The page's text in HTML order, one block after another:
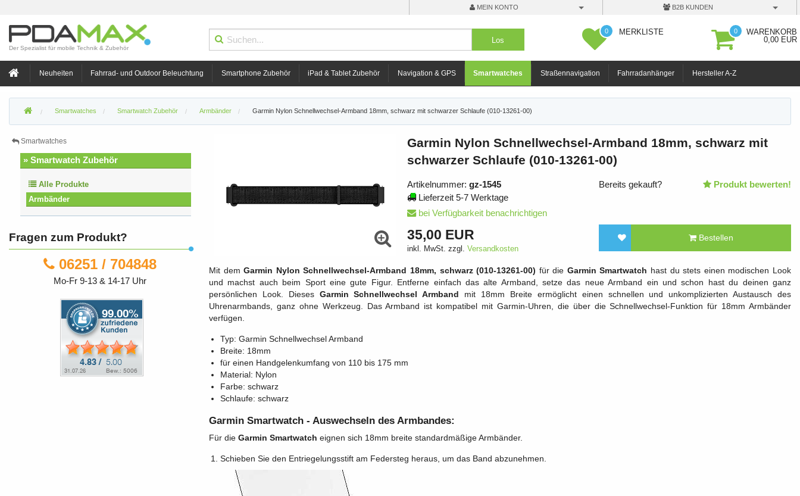
MEIN KONTO B2B KUNDEN
Der Spezialist für mobile Technik & Zubehör
0 MERKLISTE 0
WARENKORB
0,00 EUR
Neuheiten Fahrrad- und Outdoor Beleuchtung Smartphone Zubehör iPad & Tablet Zubehör Navigation & GPS Smartwatches Straßennavigation Fahrradanhänger Hersteller A-Z
Smartwatches Smartwatch Zubehör Armbänder Garmin Nylon Schnellwechsel-Armband 18mm, schwarz mit schwarzer Schlaufe (010-13261-00)
Garmin Nylon Schnellwechsel-Armband 18mm, schwarz mit
schwarzer Schlaufe (010-13261-00)
Artikelnummer: gz-1545
Lieferzeit 5-7 Werktage
bei Verfügbarkeit benachrichtigen
Bereits gekauft? Produkt bewerten!
35,00 EUR
inkl. MwSt. zzgl. Versandkosten
Bestellen
Mit demGarmin Nylon Schnellwechsel-Armband 18mm, schwarz (010-13261-00) für die Garmin Smartwatch hast du stets einen modischen Look
und machst auch beim Sport eine gute Figur. Entferne einfach das alte Armband, setze das neue Armband ein und schon hast du deinen ganz
persönlichen Look. Dieses Garmin Schnellwechsel Armband
mit 18mm Breite ermöglicht einen schnellen und unkomplizierten Austausch des
Uhrenarmbands, ganz ohne Werkzeug. Das Armband ist kompatibel mit Garmin-Uhren, die über die Schnellwechsel-Funktion für 18mm Armbänder
verfügen.
Typ: Garmin Schnellwechsel Armband
Breite: 18mm
für einen Handgelenkumfang von 110 bis 175 mm
Material: Nylon
Farbe: schwarz
Schlaufe: schwarz
Garmin Smartwatch - Auswechseln des Armbandes:
Für die Garmin Smartwatch eignen sich 18mm breite standardmäßige Armbänder.
Schieben Sie den Entriegelungsstift am Federsteg heraus, um das Band abzunehmen.
Smartwatches
» Smartwatch Zubehör
Alle Produkte
Armbänder
Fragen zum Produkt?
06251 / 704848
Mo-Fr 9-13 & 14-17 Uhr